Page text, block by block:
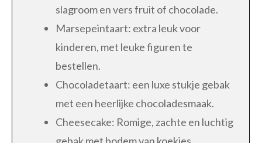
slagroom en vers fruit of chocolade.
Marsepeintaart: extra leuk voor
kinderen, met leuke figuren te
bestellen.
Chocoladetaart: een luxe stukje gebak
met een heerlijke chocoladesmaak.
Cheesecake: Romige, zachte en luchtig